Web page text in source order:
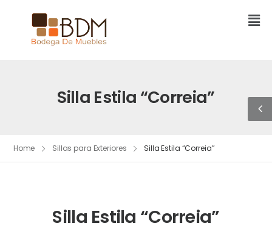
Silla Estila “Correia”
Home Sillas para Exteriores Silla Estila “Correia”
Silla Estila “Correia”